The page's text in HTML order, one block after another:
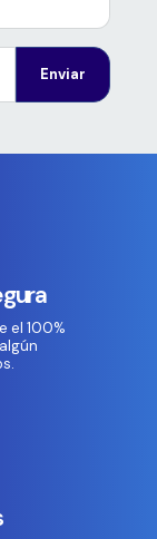
Enviar
el 100%